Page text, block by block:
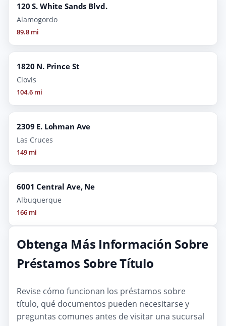
120 S. White Sands Blvd.
Alamogordo
89.8 mi
1820 N. Prince St
Clovis
104.6 mi
2309 E. Lohman Ave
Las Cruces
149 mi
6001 Central Ave, Ne
Albuquerque
166 mi
Obtenga Más Información Sobre
Préstamos Sobre Título
Revise cómo funcionan los préstamos sobre
título, qué documentos pueden necesitarse y
preguntas comunes antes de visitar una sucursal